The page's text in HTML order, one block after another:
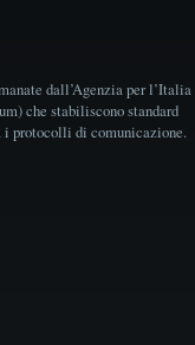
dall’Agenzia per l’Italia
che stabiliscono standard
protocolli di comunicazione.